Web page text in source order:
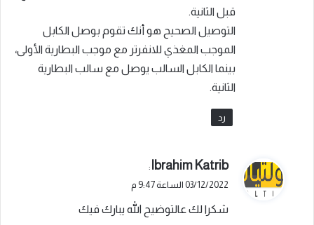
قبل الثانية.
التوصيل الصحيح هو أنك تقوم بوصل الكابل
الموجب المغذي للانفرتر مع موجب البطارية الأولى،
بينما الكابل السالب يوصل مع سالب البطارية
الثانية.
رد
ي
ق
ل
Ibrahim Katrib
:
03/12/2022 الساعة 9:47 م
شكرا لك عالتوضيح الله يبارك فيك